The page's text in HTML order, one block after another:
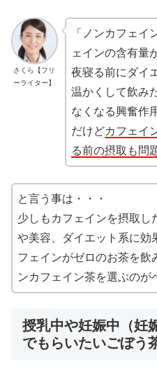
さくら【フリ
ーライター】
「ノンカフェイ
ェインの含有量
夜寝る前にダイ
温かくして飲み
なくなる興奮作
だけどカフェイ
る前の摂取も問
と言う事は・・・
少しもカフェインを摂取し
や美容、ダイエット系に効
フェインがゼロのお茶を飲
ンカフェイン茶を選ぶのが
授乳中や妊娠中（妊
でもらいたいごぼう